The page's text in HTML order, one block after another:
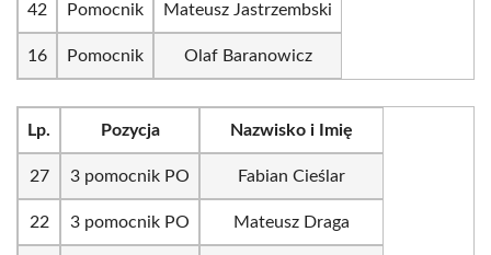
42 Pomocnik Mateusz Jastrzembski
16 Pomocnik Olaf Baranowicz
Lp. Pozycja Nazwisko i Imię
27 3 pomocnik PO Fabian Cieślar
22 3 pomocnik PO Mateusz Draga